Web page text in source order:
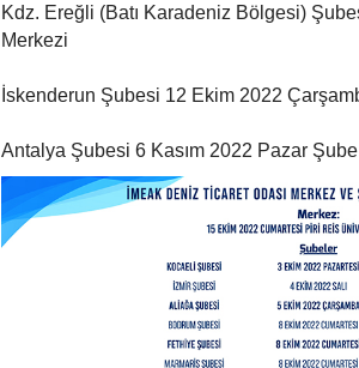
Kdz. Ereğli (Batı Karadeniz Bölgesi)
Merkezi
İskenderun Şubesi 12 Ekim 2022
Antalya Şubesi 6 Kasım 2022 Pazar